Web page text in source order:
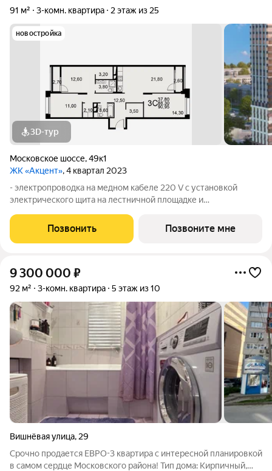
91 м²
3-комн. квартира 2 этаж из 25
новостройка
3D-тур
Московское шоссе,49к1
ЖК «Акцент», 4 квартал 2023
- электропроводка на медном кабеле 220 V с установкой
электрического щита на лестничной площадке и
стен кроме экрана ограждений лоджий, откосов дверных и
оконных проемов, ниш прохождения
Позвонить Позвоните мне
9 300 000 ₽
92 м² 3-комн. квартира 5 этаж из 10
Вишнёвая улица, 29
Срочно продается ЕВРО-3 квартира с интересной планировкой
в самом сердце Московского района! Тип дома: Кирпичный,